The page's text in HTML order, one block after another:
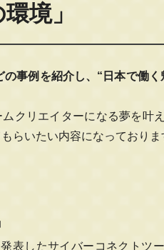
境」
事例を紹介し、“日本で働く
クリエイターになる夢を叶
らいたい内容になっておりま
表したサイバーコネクトツ